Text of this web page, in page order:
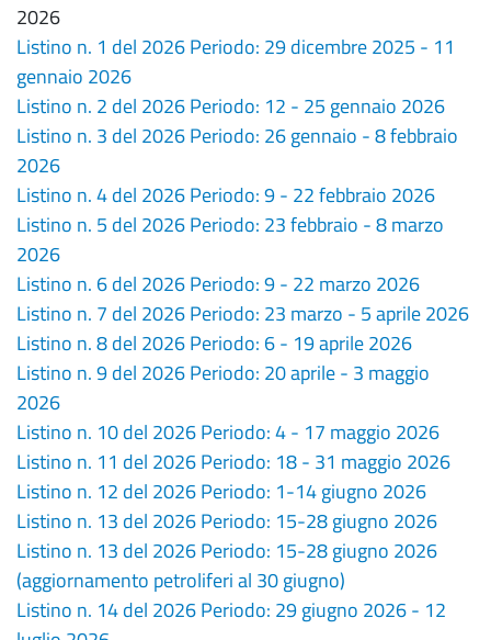
2026
Listino n. 1 del 2026 Periodo: 29 dicembre 2025 - 11
gennaio 2026
Listino n. 2 del 2026 Periodo: 12 - 25 gennaio 2026
Listino n. 3 del 2026 Periodo: 26 gennaio - 8 febbraio
2026
Listino n. 4 del 2026 Periodo: 9 - 22 febbraio 2026
Listino n. 5 del 2026 Periodo: 23 febbraio - 8 marzo
2026
Listino n. 6 del 2026 Periodo: 9 - 22 marzo 2026
Listino n. 7 del 2026 Periodo: 23 marzo - 5 aprile 2026
Listino n. 8 del 2026 Periodo: 6 - 19 aprile 2026
Listino n. 9 del 2026 Periodo: 20 aprile - 3 maggio
2026
Listino n. 10 del 2026 Periodo: 4 - 17 maggio 2026
Listino n. 11 del 2026 Periodo: 18 - 31 maggio 2026
Listino n. 12 del 2026 Periodo: 1-14 giugno 2026
Listino n. 13 del 2026 Periodo: 15-28 giugno 2026
Listino n. 13 del 2026 Periodo: 15-28 giugno 2026
(aggiornamento petroliferi al 30 giugno)
Listino n. 14 del 2026 Periodo: 29 giugno 2026 - 12